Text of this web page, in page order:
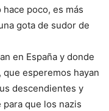
poco, es más
gota de sudor de
en España y donde
esperemos hayan
descendientes y
que los nazis